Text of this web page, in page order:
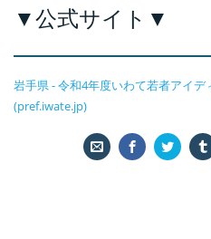
▼公式サイト▼
岩手県 - 令和4年度いわて若者アイ
(pref.iwate.jp)